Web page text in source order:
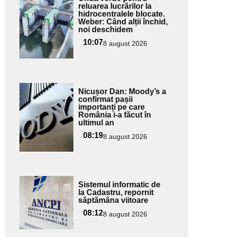
aici textul
pentru
subtitlu
reluarea lucrărilor la
hidrocentralele blocate.
Weber: Când alții închid,
noi deschidem
10:078 august 2026
Adaugă
aici textul
pentru
subtitlu
Nicușor Dan: Moody’s a
confirmat pașii
importanți pe care
România i-a făcut în
ultimul an
08:198 august 2026
Adaugă
aici textul
pentru
subtitlu
Sistemul informatic de
la Cadastru, repornit
săptămâna viitoare
08:128 august 2026